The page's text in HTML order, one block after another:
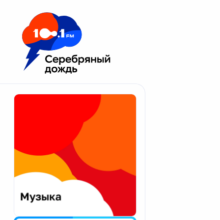
Москва 100.1 FM
Апатиты
Екатеринбург
Калининград
Калуга